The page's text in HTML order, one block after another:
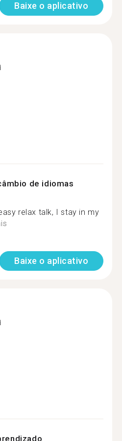
Baixe o aplicativo
de idiomas
relax talk, I stay in my
Baixe o aplicativo